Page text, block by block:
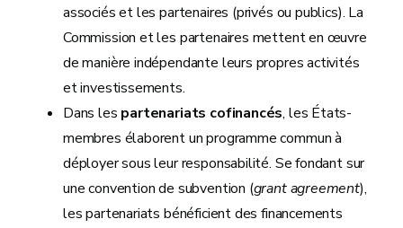
associés et les partenaires (privés ou publics). La
Commission et les partenaires mettent en œuvre
de manière indépendante leurs propres activités
et investissements.
Dans les partenariats cofinancés, les États-
membres élaborent un programme commun à
déployer sous leur responsabilité. Se fondant sur
une convention de subvention (grant agreement),
les partenariats bénéficient des financements